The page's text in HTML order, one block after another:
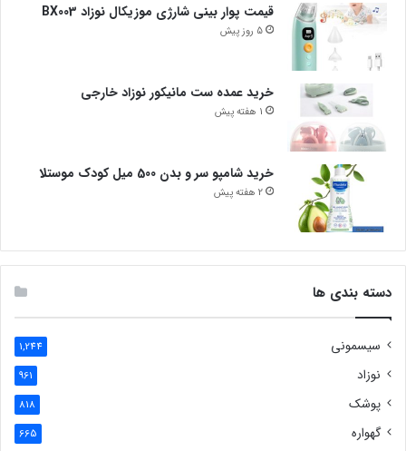
قیمت پوار بینی شارژی موزیکال نوزاد BX003
5 روز پیش
خرید عمده ست مانیکور نوزاد خارجی
1 هفته پیش
خرید شامپو سر و بدن 500 میل کودک موستلا
2 هفته پیش
دسته بندی ها
سیسمونی 1,244
نوزاد 961
پوشک 818
گهواره 665